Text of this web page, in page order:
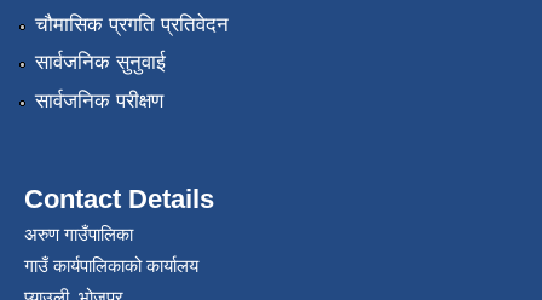
चौमासिक प्रगति प्रतिवेदन
सार्वजनिक सुनुवाई
सार्वजनिक परीक्षण
Contact Details
अरुण गाउँपालिका
गाउँ कार्यपालिकाको कार्यालय